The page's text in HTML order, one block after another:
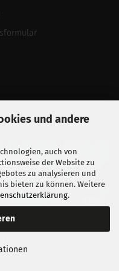
und andere
auch von
der Website zu
zu analysieren und
bieten zu können. Weitere
.
webdesign